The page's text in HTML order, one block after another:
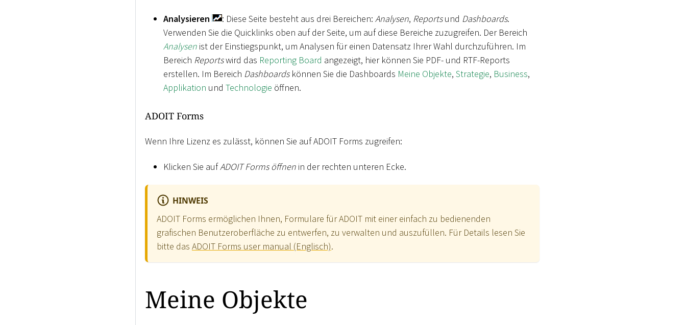
Analysieren : Diese Seite besteht aus drei Bereichen: Analysen, Reportsund Dashboards.
Verwenden Sie die Quicklinks oben auf der Seite, um auf diese Bereiche zuzugreifen. Der Bereich
Analysen ist der Einstiegspunkt, um Analysen für einen Datensatz Ihrer Wahl durchzuführen. Im
Bereich Reportswird das Reporting Board angezeigt, hier können Sie PDF- und RTF-Reports
erstellen. Im Bereich Dashboardskönnen Sie die Dashboards Meine Objekte, Strategie, Business,
Applikation und Technologie öffnen.
ADOIT Forms
Wenn Ihre Lizenz es zulässt, können Sie auf ADOIT Forms zugreifen:
Klicken Sie aufADOIT Forms öffnen in der rechten unteren Ecke.
HINWEIS
ADOIT Forms ermöglichen Ihnen, Formulare für ADOIT mit einer einfach zu bedienenden
grafischen Benutzeroberfläche zu entwerfen, zu verwalten und auszufüllen. Für Details lesen Sie
bitte das ADOIT Forms user manual (Englisch).
Meine Objekte